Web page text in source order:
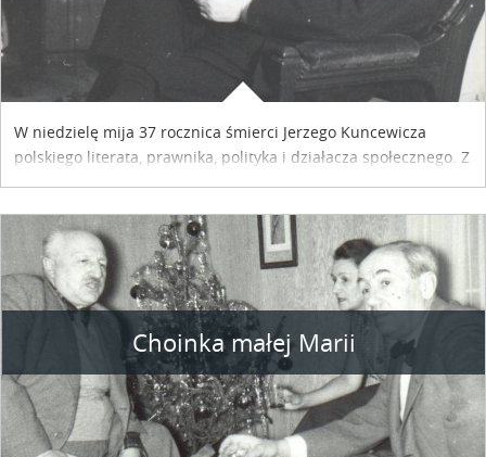
W niedzielę mija 37 rocznica śmierci Jerzego Kuncewicza
polskiego literata, prawnika, polityka i działacza społecznego. Z
tej okazji Dom Kuncewiczów zaprasza dzień wcześniej – w
przygotowali muzealnicy z tej okazji?
Choinka małej Marii